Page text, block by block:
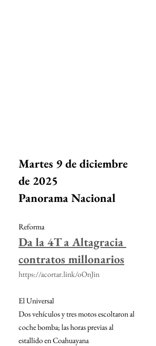
Martes 9 de diciembre
de 2025
Panorama Nacional
Reforma
Da la 4T a Altagracia
contratos millonarios
https://acortar.link/oOnJin
El Universal
Dos vehículos y tres motos escoltaron al
coche bomba; las horas previas al
estallido en Coahuayana